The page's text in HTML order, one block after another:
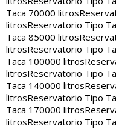
Taca 70000 litros
litrosReservatorio Tipo
Taca 85000 litros
litrosReservatorio Tipo
Taca 100000 litros
litrosReservatorio Tipo
Taca 140000 litros
litrosReservatorio Tipo
Taca 170000 litros
litrosReservatorio Tipo